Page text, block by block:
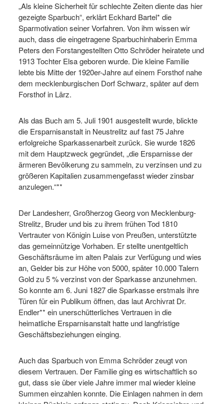
„Als kleine Sicherheit für schlechte Zeiten diente das hier
gezeigte Sparbuch“, erklärt Eckhard Bartel* die
Sparmotivation seiner Vorfahren. Von ihm wissen wir
auch, dass die eingetragene Sparbuchinhaberin Emma
Peters den Forstangestellten Otto Schröder heiratete und
1913 Tochter Elsa geboren wurde. Die kleine Familie
lebte bis Mitte der 1920er-Jahre auf einem Forsthof nahe
dem mecklenburgischen Dorf Schwarz, später auf dem
Forsthof in Lärz.
Als das Buch am 5. Juli 1901 ausgestellt wurde, blickte
die Ersparnisanstalt in Neustrelitz auf fast 75 Jahre
erfolgreiche Sparkassenarbeit zurück. Sie wurde 1826
mit dem Hauptzweck gegründet, „die Ersparnisse der
ärmeren Bevölkerung zu sammeln, zu verzinsen und zu
größeren Kapitalien zusammengefasst wieder zinsbar
anzulegen.“**
Der Landesherr, Großherzog Georg von Mecklenburg-
Strelitz, Bruder und bis zu ihrem frühen Tod 1810
Vertrauter von Königin Luise von Preußen, unterstützte
das gemeinnützige Vorhaben. Er stellte unentgeltlich
Geschäftsräume im alten Palais zur Verfügung und wies
an, Gelder bis zur Höhe von 5000, später 10.000 Talern
Gold zu 5 % verzinst von der Sparkasse anzunehmen.
So konnte am 6. Juni 1827 die Sparkasse erstmals ihre
Türen für ein Publikum öffnen, das laut Archivrat Dr.
Endler** ein unerschütterliches Vertrauen in die
heimatliche Ersparnisanstalt hatte und langfristige
Geschäftsbeziehungen einging.
Auch das Sparbuch von Emma Schröder zeugt von
diesem Vertrauen. Der Familie ging es wirtschaftlich so
gut, dass sie über viele Jahre immer mal wieder kleine
Summen einzahlen konnte. Die Einlagen nahmen in dem